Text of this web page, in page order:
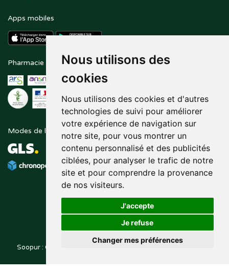
Nous utilisons des
cookies
Nous utilisons des cookies et d'autres
technologies de suivi pour améliorer
votre expérience de navigation sur
notre site, pour vous montrer un
contenu personnalisé et des publicités
ciblées, pour analyser le trafic de notre
site et pour comprendre la provenance
de nos visiteurs.
J'accepte
Je refuse
Changer mes préférences
Apps mobiles
Pharmacie en ligne agréée Paiement sécurisé
Modes de livraison Suivez-nous sur
Soopur : Cosmétiques, soin de la peau, maquillage, toutes vos